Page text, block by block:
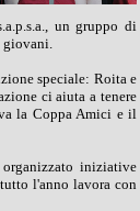
un gruppo di
giovani.
speciale: Roita e
ci aiuta a tenere
la Coppa Amici e il
iniziative
l'anno lavora con